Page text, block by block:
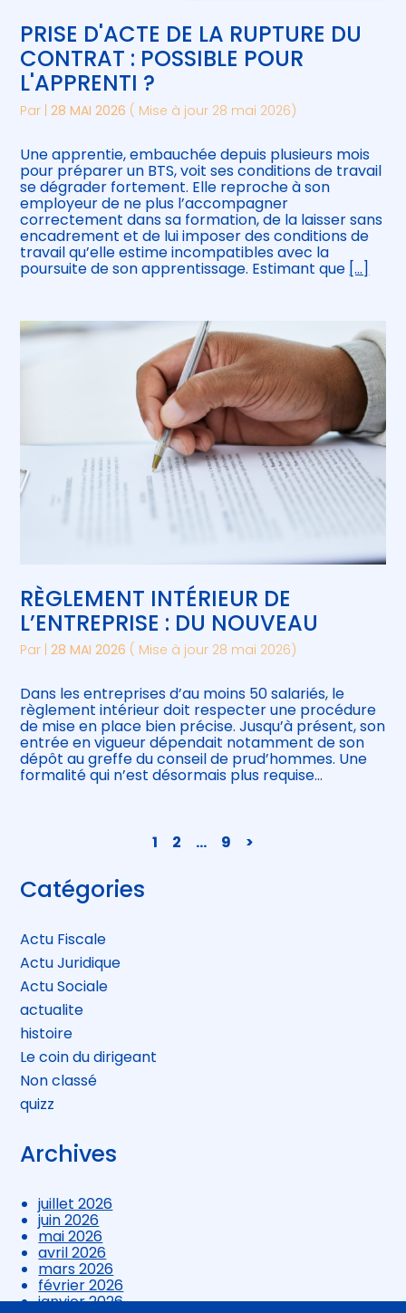
PRISE D'ACTE DE LA RUPTURE DU
CONTRAT : POSSIBLE POUR
L'APPRENTI ?
Par |28 MAI 2026 ( Mise à jour 28 mai 2026)
Une apprentie, embauchée depuis plusieurs mois
pour préparer un BTS, voit ses conditions de travail
se dégrader fortement. Elle reproche à son
employeur de ne plus l’accompagner
correctement dans sa formation, de la laisser sans
encadrement et de lui imposer des conditions de
travail qu’elle estime incompatibles avec la
poursuite de son apprentissage. Estimant que […]
RÈGLEMENT INTÉRIEUR DE
L’ENTREPRISE : DU NOUVEAU
Par |28 MAI 2026 ( Mise à jour 28 mai 2026)
Dans les entreprises d’au moins 50 salariés, le
règlement intérieur doit respecter une procédure
de mise en place bien précise. Jusqu’à présent, son
entrée en vigueur dépendait notamment de son
dépôt au greffe du conseil de prud’hommes. Une
formalité qui n’est désormais plus requise…
1 2 … 9 >
Blog
sidebar
Catégories
Actu Fiscale
Actu Juridique
Actu Sociale
actualite
histoire
Le coin du dirigeant
Non classé
quizz
Archives
juillet 2026
juin 2026
mai 2026
avril 2026
mars 2026
février 2026
janvier 2026